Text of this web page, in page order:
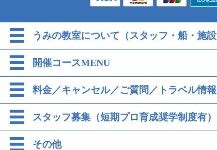
うみの教室について（スタッフ・船・施
開催コースMENU
料金／キャンセル／ご質問／トラベル情報
スタッフ募集（短期プロ育成奨学制度有）
その他